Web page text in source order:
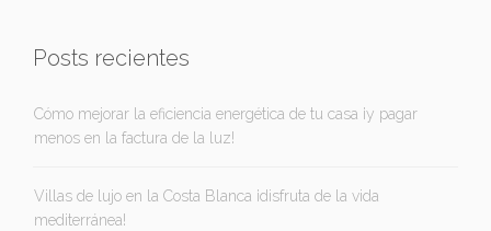
Posts recientes
Cómo mejorar la eficiencia energética de tu casa ¡y pagar
menos en la factura de la luz!
Villas de lujo en la Costa Blanca ¡disfruta de la vida
mediterránea!